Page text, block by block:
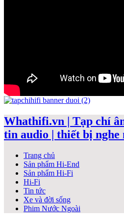
Whathifi.vn | Tạp chí
tin audio | thiết bị nghe
Trang chủ
Sản phẩm Hi-End
Sản phẩm Hi-Fi
Hi-Fi
Tin tức
Xe và đời sống
Phim Nước Ngoài